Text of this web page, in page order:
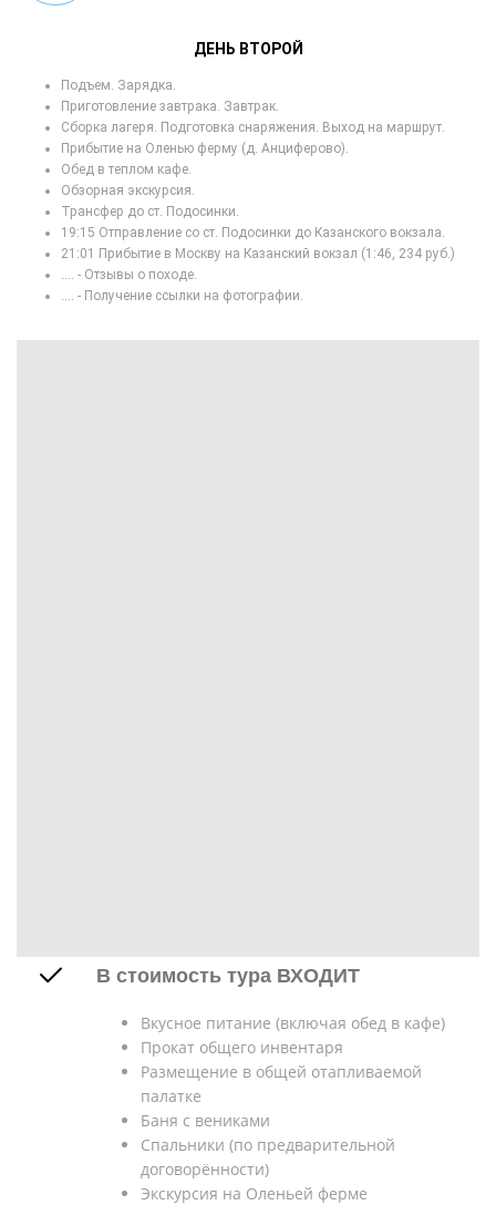
ДЕНЬ ВТОРОЙ
Подъем. Зарядка.
Приготовление завтрака. Завтрак.
Сборка лагеря. Подготовка снаряжения. Выход на маршрут.
Прибытие на Оленью ферму (д. Анциферово).
Обед в теплом кафе.
Обзорная экскурсия.
Трансфер до ст. Подосинки.
19:15 Отправление со ст. Подосинки до Казанского вокзала.
21:01 Прибытие в Москву на Казанский вокзал (1:46, 234 руб.)
.... - Отзывы о походе.
.... - Получение ссылки на фотографии.
В стоимость тура ВХОДИТ
Вкусное питание (включая обед в кафе)
Прокат общего инвентаря
Размещение в общей отапливаемой
палатке
Баня с вениками
Спальники (по предварительной
договорённости)
Экскурсия на Оленьей ферме